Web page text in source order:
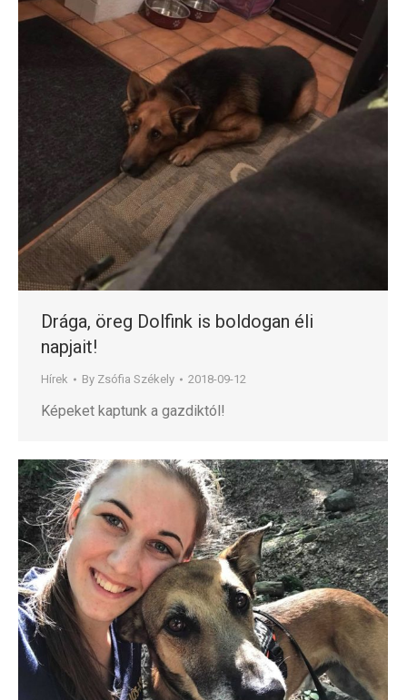
Drága, öreg Dolfink is boldogan éli
napjait!
Hírek By Zsófia Székely 2018-09-12
Képeket kaptunk a gazdiktól!